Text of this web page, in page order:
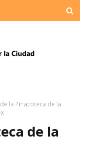
la Pinacoteca de la
de la